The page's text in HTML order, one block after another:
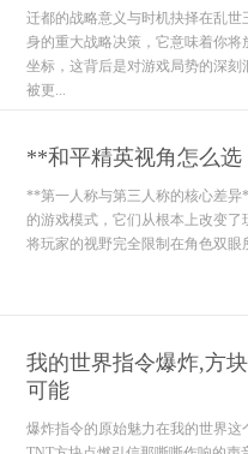
迁都的战略意义与时机抉择在乱
身的重大战略决策，它意味着你
坐标，这背后是对游戏局势的深
被更...
**和平精英视角怎么
**第一人称与第三人称的核心差
的游戏模式，它们从根本上改变
将玩家的视野完全限制在角色双
我的世界指令爆炸,方
可能
爆炸指令的原始魅力在我的世界